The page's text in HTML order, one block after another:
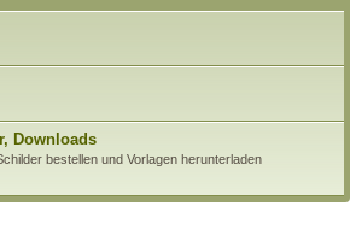
Downloads
bestellen und Vorlagen herunterladen